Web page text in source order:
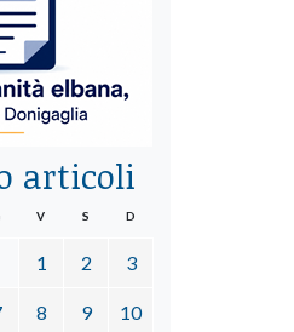
articoli
V S D
1 2 3
8 9 10